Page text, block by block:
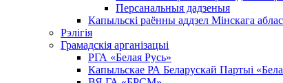
Персанальныя дадзеныя
Капыльскі раённы аддзел Мінскага
Рэлігія
Грамадскія арганізацыі
РГА «Белая Русь»
Капыльскае РА Беларускай Партыі